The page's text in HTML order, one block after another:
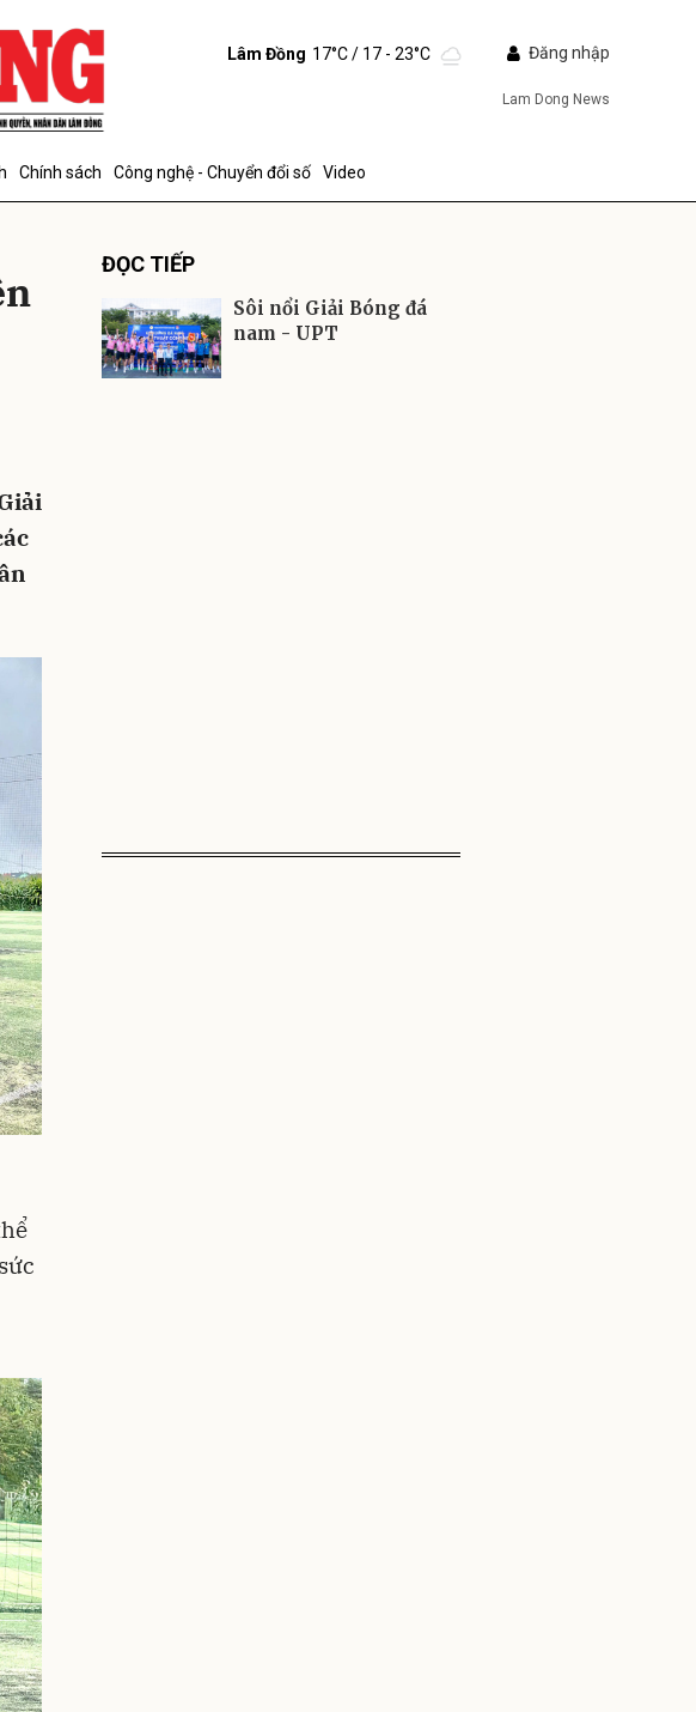
Lâm Đồng 17°C/ 17 - 23°C Đăng nhập
Lam Dong News
Chính sách Công nghệ - Chuyển đổi số Video
ĐỌC TIẾP
Sôi nổi Giải Bóng đá
nam - UPT